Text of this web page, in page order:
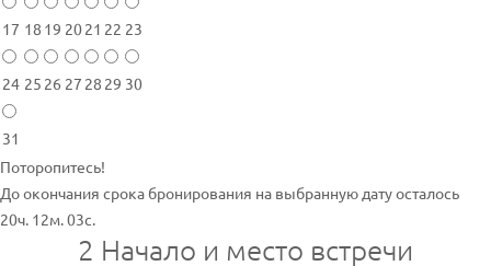
17 18 19 2021 22 23
24 25 26 27 28 29 30
31
Поторопитесь!
До окончания срока бронирования на выбранную дату осталось
20ч. 12м. 03с.
2 Начало и место встречи